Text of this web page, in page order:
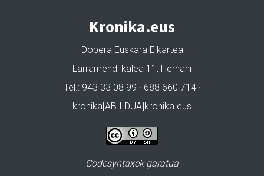
Kronika.eus
Dobera Euskara Elkartea
Larramendi kalea 11, Hernani
Tel.: 943 33 08 99 · 688 660 714 ·
kronika[ABILDUA]kronika.eus
Codesyntaxek garatua